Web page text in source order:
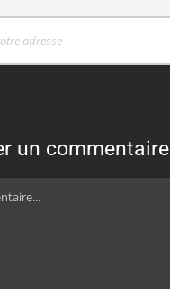
un commentaire